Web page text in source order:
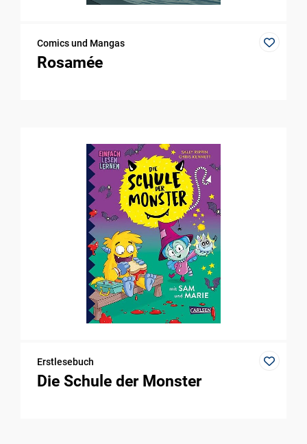
Comics und Mangas
Rosamée
Erstlesebuch
Die Schule der Monster